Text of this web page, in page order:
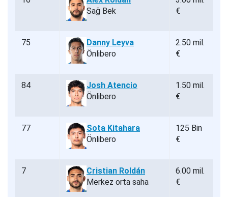
Sağ Bek
€
75
Danny Leyva
Önlibero
2.50 mil.
€
84
Josh Atencio
Önlibero
1.50 mil.
€
77
Sota Kitahara
Önlibero
125 Bin
€
7
Cristian Roldán
Merkez orta saha
6.00 mil.
€